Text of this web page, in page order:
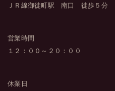
ＪＲ線御徒町駅 南口 徒歩５分
営業時間
１２：００～２０：００
休業日